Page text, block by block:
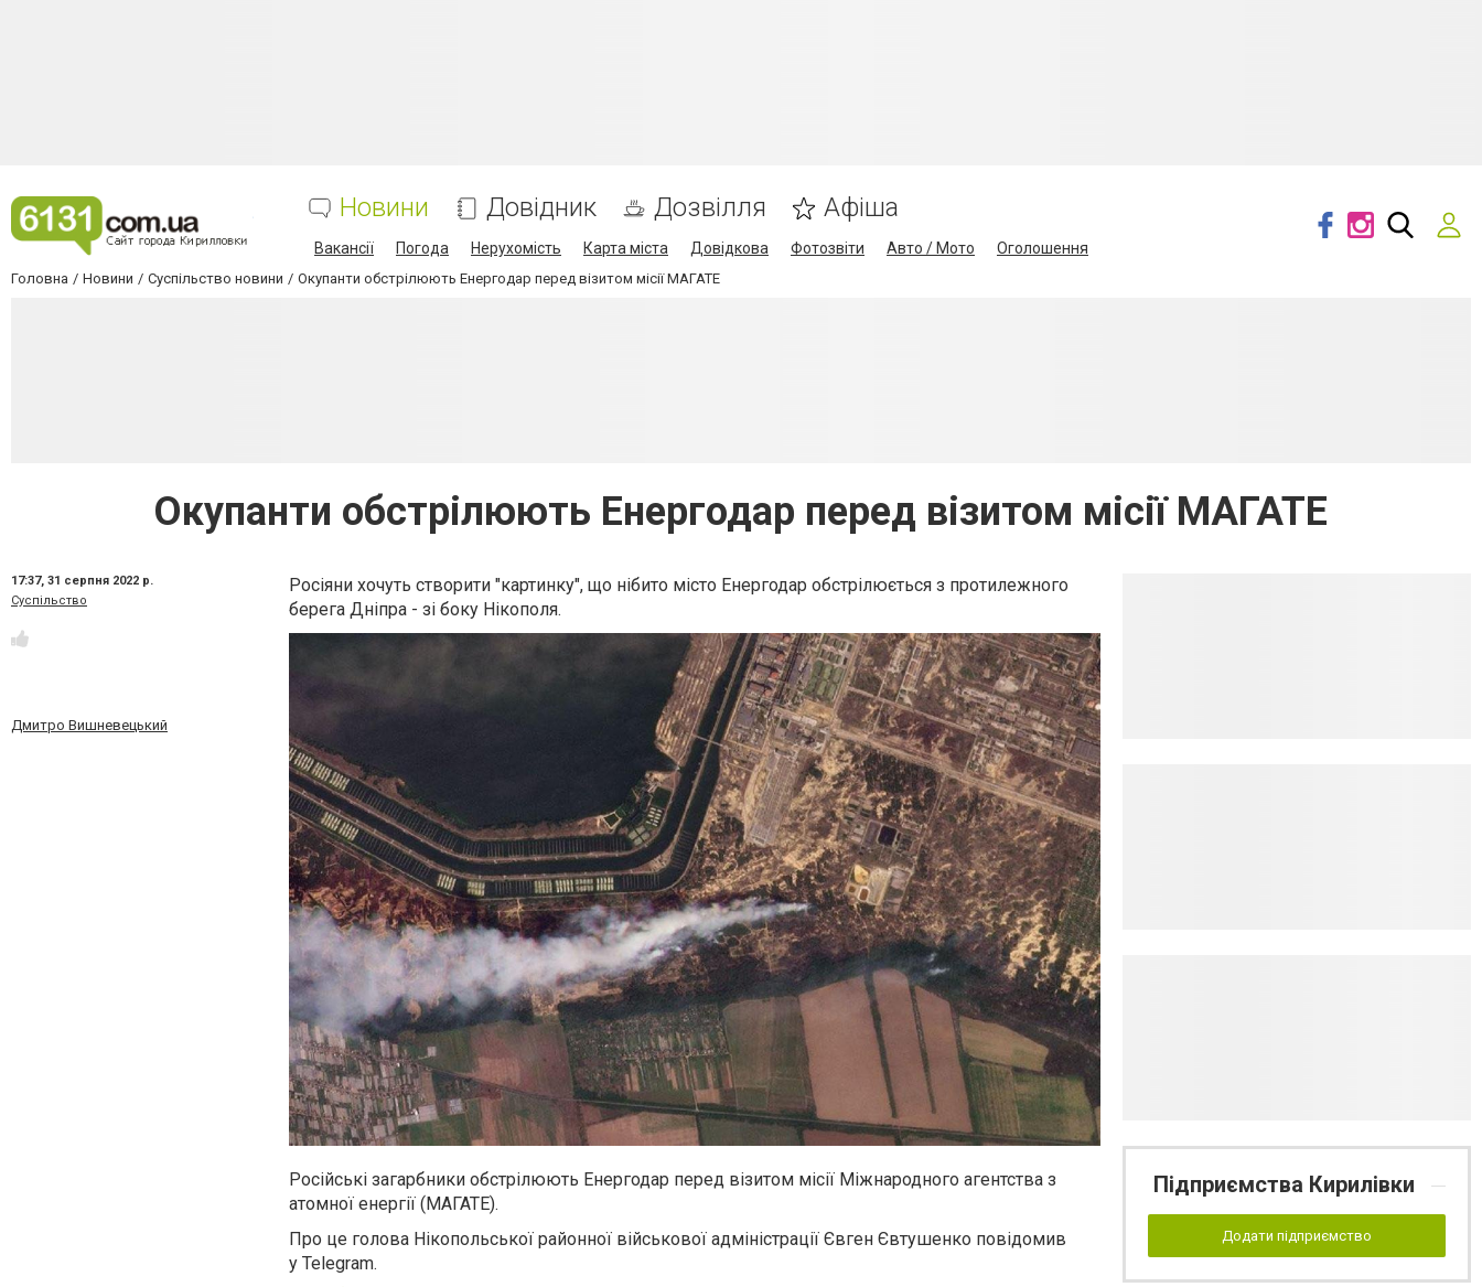
Новини Довідник Дозвілля Афіша
Вакансії Погода Нерухомість Карта міста Довідкова Фотозвіти Авто / Мото Оголошення
Головна Новини Суспільство новини Окупанти обстрілюють Енергодар перед візитом місії МАГАТЕ
Окупанти обстрілюють Енергодар перед візитом місії МАГАТЕ
17:37, 31 серпня 2022 р.
Суспільство
Дмитро Вишневецький
Росіяни хочуть створити "картинку", що нібито місто Енергодар обстрілюється з протилежного
берега Дніпра - зі боку Нікополя.
Російські загарбники обстрілюють Енергодар перед візитом місії Міжнародного агентства з
атомної енергії (МАГАТЕ).
Про це голова Нікопольської районної військової адміністрації Євген Євтушенко повідомив
у Telegram.
Підприємства Кирилівки
Додати підприємство